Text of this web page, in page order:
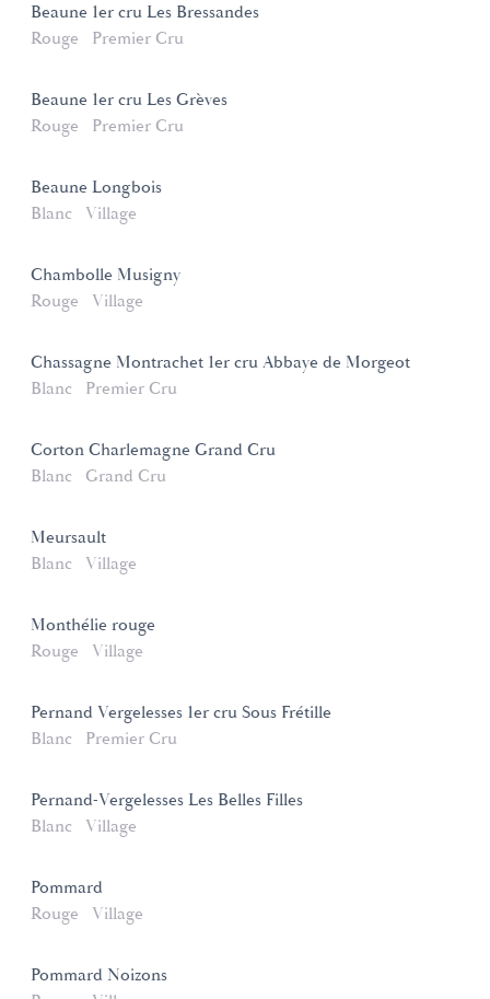
Beaune 1er cru Les Bressandes
Rouge
Premier Cru
Beaune 1er cru Les Grèves
Rouge
Premier Cru
Beaune Longbois
Blanc
Village
Chambolle Musigny
Rouge
Village
Chassagne Montrachet 1er cru Abbaye de Morgeot
Blanc
Premier Cru
Corton Charlemagne Grand Cru
Blanc
Grand Cru
Meursault
Blanc
Village
Monthélie rouge
Rouge
Village
Pernand Vergelesses 1er cru Sous Frétille
Blanc
Premier Cru
Pernand-Vergelesses Les Belles Filles
Blanc
Village
Pommard
Rouge
Village
Pommard Noizons